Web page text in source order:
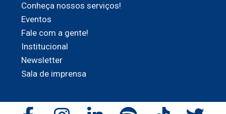
Conheça nossos serviços!
Eventos
Fale com a gente!
Institucional
Newsletter
Sala de imprensa